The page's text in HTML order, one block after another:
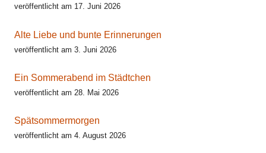
veröffentlicht am 17. Juni 2026
Alte Liebe und bunte Erinnerungen
veröffentlicht am 3. Juni 2026
Ein Sommerabend im Städtchen
veröffentlicht am 28. Mai 2026
Spätsommermorgen
veröffentlicht am 4. August 2026